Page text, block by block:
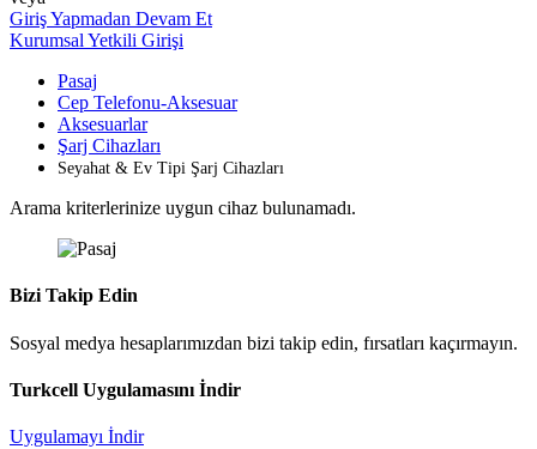
Giriş Yapmadan Devam Et
Kurumsal Yetkili Girişi
Pasaj
Cep Telefonu-Aksesuar
Aksesuarlar
Şarj Cihazları
Seyahat & Ev Tipi Şarj Cihazları
Arama kriterlerinize uygun cihaz bulunamadı.
Bizi Takip Edin
Sosyal medya hesaplarımızdan bizi takip edin, fırsatları kaçırmayın.
Turkcell Uygulamasını İndir
Uygulamayı İndir